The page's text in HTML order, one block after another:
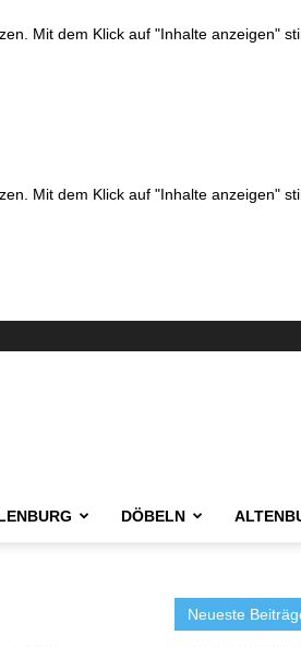
Mit dem Klick auf "Inhalte anzeigen"
Mit dem Klick auf "Inhalte anzeigen"
DÖBELN
Neueste